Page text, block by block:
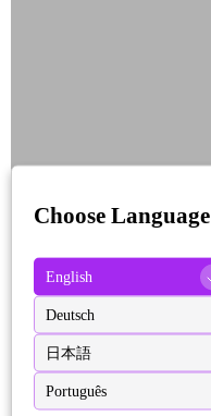
Choose Language
English
Deutsch
日本語
Português